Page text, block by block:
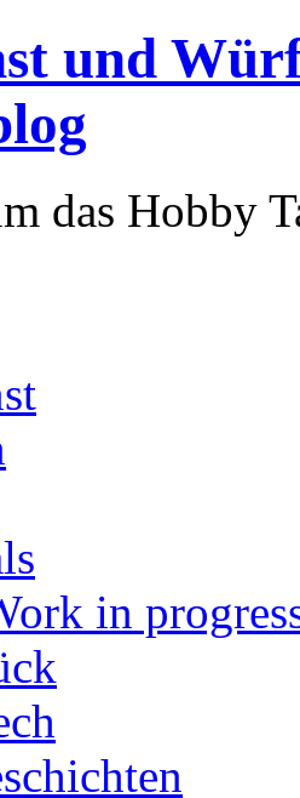
und
das Hobby
in